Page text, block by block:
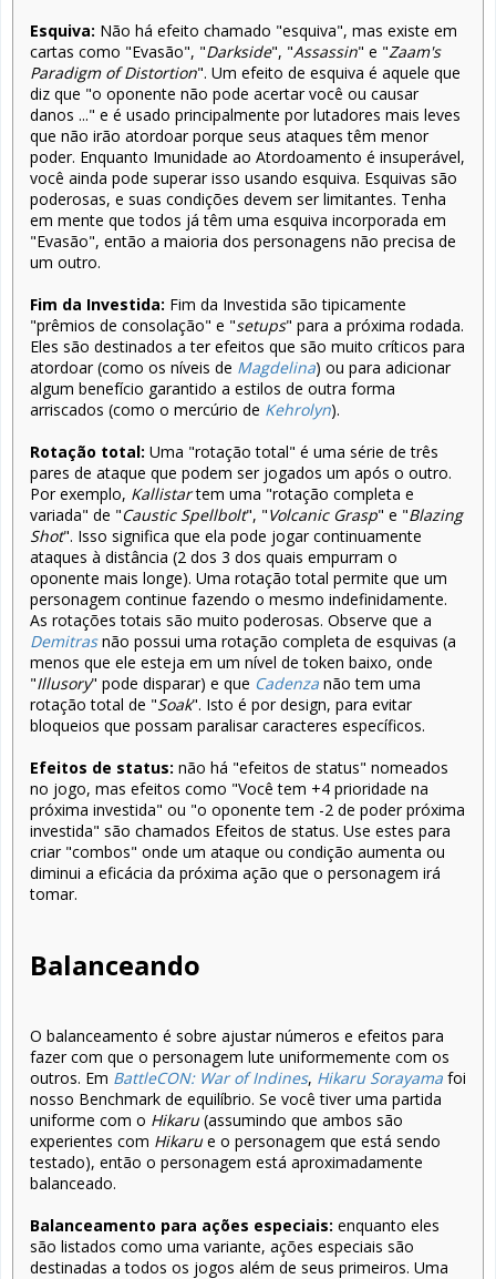
Esquiva: Não há efeito chamado "esquiva", mas existe em
cartas como "Evasão", "Darkside", "Assassin" e "Zaam's
Paradigm of Distortion". Um efeito de esquiva é aquele que
diz que "o oponente não pode acertar você ou causar
danos ..." e é usado principalmente por lutadores mais leves
que não irão atordoar porque seus ataques têm menor
poder. Enquanto Imunidade ao Atordoamento é insuperável,
você ainda pode superar isso usando esquiva. Esquivas são
poderosas, e suas condições devem ser limitantes. Tenha
em mente que todos já têm uma esquiva incorporada em
"Evasão", então a maioria dos personagens não precisa de
um outro.
Fim da Investida: Fim da Investida são tipicamente
"prêmios de consolação" e "setups" para a próxima rodada.
Eles são destinados a ter efeitos que são muito críticos para
atordoar (como os níveis de Magdelina) ou para adicionar
algum benefício garantido a estilos de outra forma
arriscados (como o mercúrio de Kehrolyn).
Rotação total: Uma "rotação total" é uma série de três
pares de ataque que podem ser jogados um após o outro.
Por exemplo, Kallistartem uma "rotação completa e
variada" de "Caustic Spellbolt", "Volcanic Grasp" e "Blazing
Shot". Isso significa que ela pode jogar continuamente
ataques à distância (2 dos 3 dos quais empurram o
oponente mais longe). Uma rotação total permite que um
personagem continue fazendo o mesmo indefinidamente.
As rotações totais são muito poderosas. Observe que a
Demitrasnão possui uma rotação completa de esquivas (a
menos que ele esteja em um nível de token baixo, onde
"Illusory" pode disparar) e que Cadenza não tem uma
rotação total de "Soak". Isto é por design, para evitar
bloqueios que possam paralisar caracteres específicos.
Efeitos de status: não há "efeitos de status" nomeados
no jogo, mas efeitos como "Você tem +4 prioridade na
próxima investida" ou "o oponente tem -2 de poder próxima
investida" são chamados Efeitos de status. Use estes para
criar "combos" onde um ataque ou condição aumenta ou
diminui a eficácia da próxima ação que o personagem irá
tomar.
Balanceando
O balanceamento é sobre ajustar números e efeitos para
fazer com que o personagem lute uniformemente com os
outros. Em BattleCON: War of Indines, Hikaru Sorayama foi
nosso Benchmark de equilíbrio. Se você tiver uma partida
uniforme com o Hikaru(assumindo que ambos são
experientes com Hikarue o personagem que está sendo
testado), então o personagem está aproximadamente
balanceado.
Balanceamento para ações especiais: enquanto eles
são listados como uma variante, ações especiais são
destinadas a todos os jogos além de seus primeiros. Uma